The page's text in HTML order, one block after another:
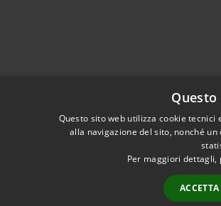
di Faleria
Questo sito web utilizza cookie
alla navigazione del sito, nonché
Per maggiori dettagli,